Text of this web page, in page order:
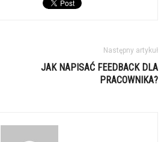
Następny artykuł
JAK NAPISAĆ FEEDBACK DLA
PRACOWNIKA?